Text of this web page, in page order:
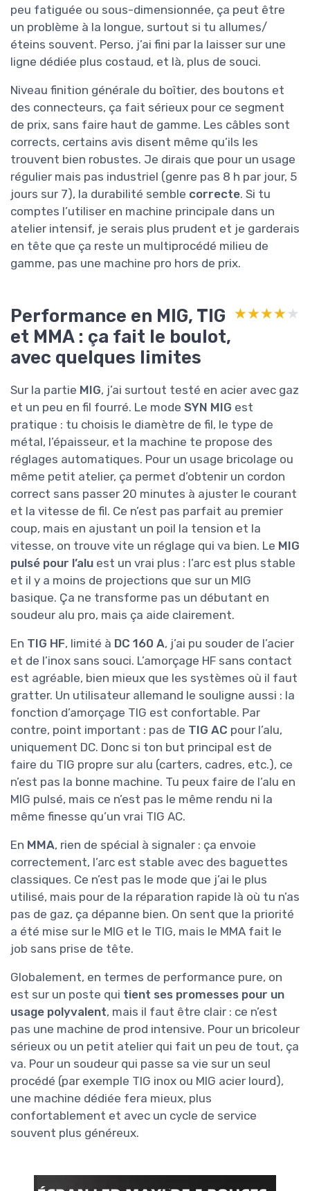
peu fatiguée ou sous-dimensionnée, ça peut être
un problème à la longue, surtout si tu allumes/
éteins souvent. Perso, j’ai fini par la laisser sur une
ligne dédiée plus costaud, et là, plus de souci.
Niveau finition générale du boîtier, des boutons et
des connecteurs, ça fait sérieux pour ce segment
de prix, sans faire haut de gamme. Les câbles sont
corrects, certains avis disent même qu’ils les
trouvent bien robustes. Je dirais que pour un usage
régulier mais pas industriel (genre pas 8 h par jour, 5
jours sur 7), la durabilité semble correcte. Si tu
comptes l’utiliser en machine principale dans un
atelier intensif, je serais plus prudent et je garderais
en tête que ça reste un multiprocédé milieu de
gamme, pas une machine pro hors de prix.
Performance en MIG, TIG
et MMA : ça fait le boulot,
avec quelques limites
★★★★★
★★★★★
Sur la partie MIG, j’ai surtout testé en acier avec gaz
et un peu en fil fourré. Le mode SYN MIG est
pratique : tu choisis le diamètre de fil, le type de
métal, l’épaisseur, et la machine te propose des
réglages automatiques. Pour un usage bricolage ou
même petit atelier, ça permet d’obtenir un cordon
correct sans passer 20 minutes à ajuster le courant
et la vitesse de fil. Ce n’est pas parfait au premier
coup, mais en ajustant un poil la tension et la
vitesse, on trouve vite un réglage qui va bien. Le MIG
pulsé pour l’alu est un vrai plus : l’arc est plus stable
et il y a moins de projections que sur un MIG
basique. Ça ne transforme pas un débutant en
soudeur alu pro, mais ça aide clairement.
En TIG HF, limité à DC 160 A, j’ai pu souder de l’acier
et de l’inox sans souci. L’amorçage HF sans contact
est agréable, bien mieux que les systèmes où il faut
gratter. Un utilisateur allemand le souligne aussi : la
fonction d’amorçage TIG est confortable. Par
contre, point important : pas de TIG AC pour l’alu,
uniquement DC. Donc si ton but principal est de
faire du TIG propre sur alu (carters, cadres, etc.), ce
n’est pas la bonne machine. Tu peux faire de l’alu en
MIG pulsé, mais ce n’est pas le même rendu ni la
même finesse qu’un vrai TIG AC.
En MMA, rien de spécial à signaler : ça envoie
correctement, l’arc est stable avec des baguettes
classiques. Ce n’est pas le mode que j’ai le plus
utilisé, mais pour de la réparation rapide là où tu n’as
pas de gaz, ça dépanne bien. On sent que la priorité
a été mise sur le MIG et le TIG, mais le MMA fait le
job sans prise de tête.
Globalement, en termes de performance pure, on
est sur un poste qui tient ses promesses pour un
usage polyvalent, mais il faut être clair : ce n’est
pas une machine de prod intensive. Pour un bricoleur
sérieux ou un petit atelier qui fait un peu de tout, ça
va. Pour un soudeur qui passe sa vie sur un seul
procédé (par exemple TIG inox ou MIG acier lourd),
une machine dédiée fera mieux, plus
confortablement et avec un cycle de service
souvent plus généreux.